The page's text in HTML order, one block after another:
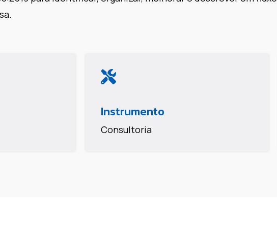
Instrumento
Consultoria